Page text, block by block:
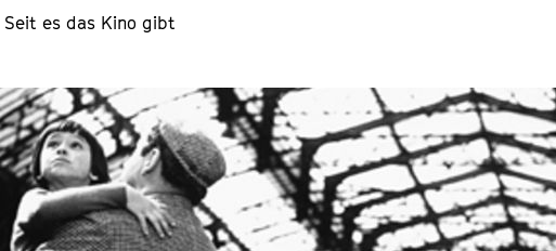
Seit es das Kino gibt